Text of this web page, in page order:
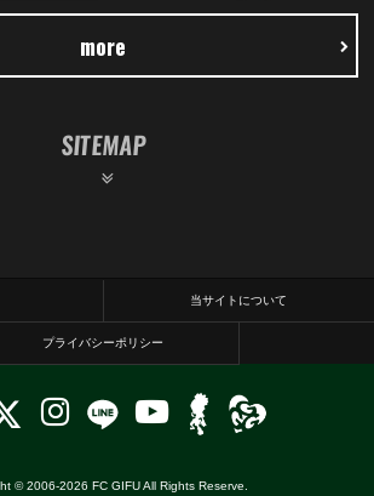
more
SITEMAP
当サイトについて
プライバシーポリシー
© 2006-2026 FC GIFU All Rights Reserve.